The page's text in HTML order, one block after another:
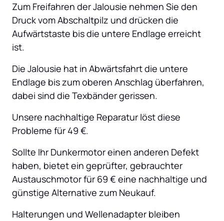
Zum Freifahren der Jalousie nehmen Sie den
Druck vom Abschaltpilz und drücken die
Aufwärtstaste bis die untere Endlage erreicht
ist.
Die Jalousie hat in Abwärtsfahrt die untere
Endlage bis zum oberen Anschlag überfahren,
dabei sind die Texbänder gerissen.
Unsere nachhaltige Reparatur löst diese
Probleme für 49 €.
Sollte Ihr Dunkermotor einen anderen Defekt
haben, bietet ein geprüfter, gebrauchter
Austauschmotor für 69 € eine nachhaltige und
günstige Alternative zum Neukauf.
Halterungen und Wellenadapter bleiben